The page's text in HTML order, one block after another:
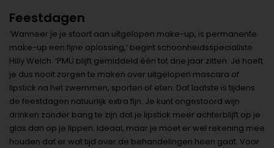
Feestdagen
‘Wanneer je je stoort aan uitgelopen make-up, is permanente
make-up een fijne oplossing,’ begint schoonheidsspecialiste
Hilly Welch. ‘PMU blijft gemiddeld één tot drie jaar zitten. Je hoeft
je dus nooit zorgen te maken over uitgelopen mascara of
lipstick na het zwemmen, sporten of eten. Dat laatste is tijdens
de feestdagen natuurlijk extra fijn. Je kunt ongestoord wijn
drinken zonder bang te zijn dat je lipstick meer achterblijft op je
glas dan op je lippen. Ideaal, maar je moet er wel rekening mee
houden dat er wat tijd over de behandelingen heen gaat. Voor